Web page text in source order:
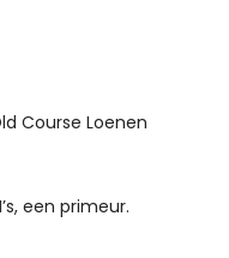
Course Loenen
een primeur.